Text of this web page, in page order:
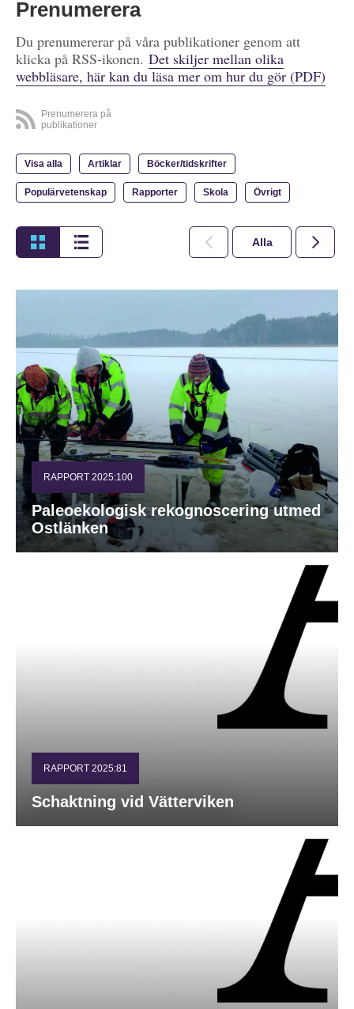
Prenumerera
Du prenumererar på våra publikationer genom att
klicka på RSS-ikonen. Det skiljer mellan olika
webbläsare, här kan du läsa mer om hur du gör (PDF)
Prenumerera på
publikationer
Visa alla Artiklar Böcker/tidskrifter
Populärvetenskap Rapporter Skola Övrigt
Alla 2026
RAPPORT 2025:100
Paleoekologisk rekognoscering utmed
Ostlänken
RAPPORT 2025:81
Schaktning vid Vätterviken